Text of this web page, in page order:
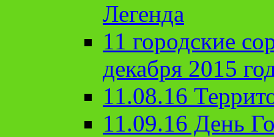
Легенда
11 городские
декабря 2015
11.08.16
11.09.16 День